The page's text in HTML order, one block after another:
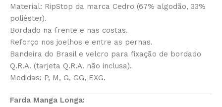
Material: RipStop da marca Cedro (67% algodão, 33%
poliéster).
Bordado na frente e nas costas.
Reforço nos joelhos e entre as pernas.
Bandeira do Brasil e velcro para fixação de bordado
Q.R.A. (tarjeta Q.R.A. não inclusa).
Medidas: P, M, G, GG, EXG.
Farda Manga Longa: